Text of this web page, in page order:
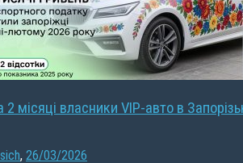
місяці власники VIP-авто в
, 26/03/2026